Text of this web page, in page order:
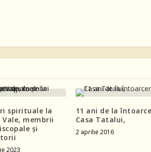
spirituale la
Vale, membrii
și
2023
11 ani de la
Casa Tatalui,
2 aprilie 2016